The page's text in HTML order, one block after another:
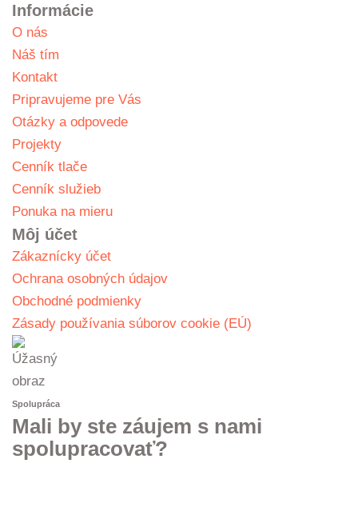
Informácie
O nás
Náš tím
Kontakt
Pripravujeme pre Vás
Otázky a odpovede
Projekty
Cenník tlače
Cenník služieb
Ponuka na mieru
Môj účet
Zákaznícky účet
Ochrana osobných údajov
Obchodné podmienky
Zásady používania súborov cookie (EÚ)
Spolupráca
Mali by ste záujem s nami
spolupracovať?